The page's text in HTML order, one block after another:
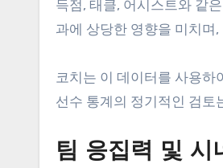
득점, 태클, 어시스트와 같
과에 상당한 영향을 미치며
코치는 이 데이터를 사용하
선수 통계의 정기적인 검토
팀 응집력 및 시